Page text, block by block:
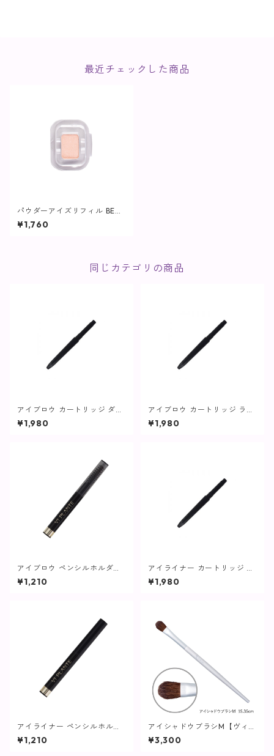
最近チェックした商品
パウダーアイズリフィル BE01
L / サーモンピンク【ヴィプラ
ンツ】
¥1,760
同じカテゴリの商品
アイブロウ カートリッジ ダー
クブラウン【ヴィプランツ】
¥1,980
アイブロウ カートリッジ ライ
トブラウン【ヴィプランツ】
¥1,980
アイブロウ ペンシルホルダー
【ヴィプランツ】
¥1,210
アイライナー カートリッジ ブ
ラック【ヴィプランツ】
¥1,980
アイライナー ペンシルホルダ
ー【ヴィプランツ】
¥1,210
アイシャドウブラシM【ヴィプ
ランツ】
¥3,300